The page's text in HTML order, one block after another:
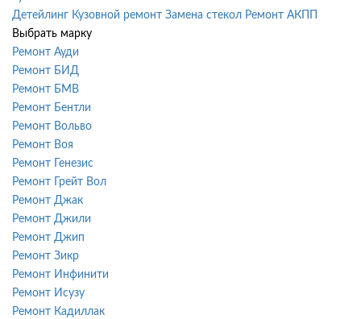
Детейлинг Кузовной ремонт Замена стекол Ремонт АКПП
Выбрать марку
Ремонт Ауди
Ремонт БИД
Ремонт БМВ
Ремонт Бентли
Ремонт Вольво
Ремонт Воя
Ремонт Генезис
Ремонт Грейт Вол
Ремонт Джак
Ремонт Джили
Ремонт Джип
Ремонт Зикр
Ремонт Инфинити
Ремонт Исузу
Ремонт Кадиллак